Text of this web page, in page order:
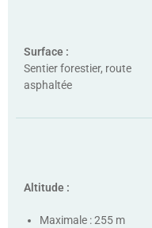
Surface :
Sentier forestier, route
asphaltée
Altitude :
Maximale : 255 m